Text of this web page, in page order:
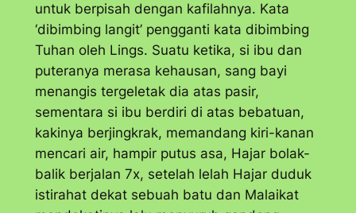
untuk berpisah dengan kafilahnya. Kata
‘dibimbing langit’ pengganti kata dibimbing
Tuhan oleh Lings. Suatu ketika, si ibu dan
puteranya merasa kehausan, sang bayi
menangis tergeletak dia atas pasir,
sementara si ibu berdiri di atas bebatuan,
kakinya berjingkrak, memandang kiri-kanan
mencari air, hampir putus asa, Hajar bolak-
balik berjalan 7x, setelah lelah Hajar duduk
istirahat dekat sebuah batu dan Malaikat